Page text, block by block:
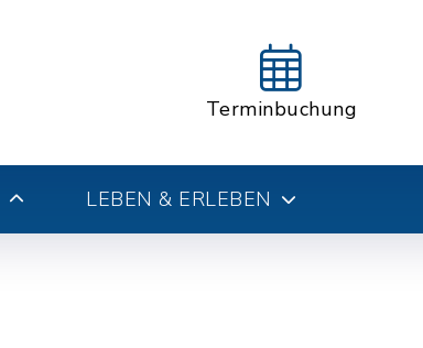
Terminbuchung
LEBEN & ERLEBEN